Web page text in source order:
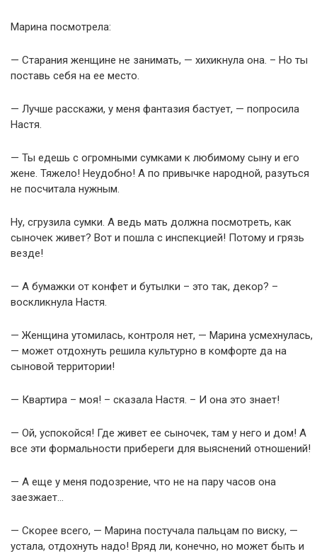
Марина посмотрела:
— Старания женщине не занимать, — хихикнула она. – Но ты
поставь себя на ее место.
— Лучше расскажи, у меня фантазия бастует, — попросила
Настя.
— Ты едешь с огромными сумками к любимому сыну и его
жене. Тяжело! Неудобно! А по привычке народной, разуться
не посчитала нужным.
Ну, сгрузила сумки. А ведь мать должна посмотреть, как
сыночек живет? Вот и пошла с инспекцией! Потому и грязь
везде!
— А бумажки от конфет и бутылки – это так, декор? –
воскликнула Настя.
— Женщина утомилась, контроля нет, — Марина усмехнулась,
— может отдохнуть решила культурно в комфорте да на
сыновой территории!
— Квартира – моя! – сказала Настя. – И она это знает!
— Ой, успокойся! Где живет ее сыночек, там у него и дом! А
все эти формальности прибереги для выяснений отношений!
— А еще у меня подозрение, что не на пару часов она
заезжает…
— Скорее всего, — Марина постучала пальцам по виску, —
устала, отдохнуть надо! Вряд ли, конечно, но может быть и